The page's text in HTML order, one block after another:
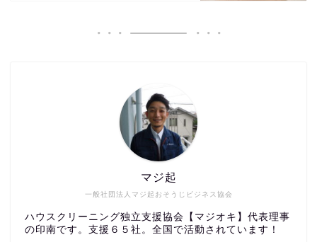
一般社団法人マジ起おそうじビジネス協会
マジ起
ハウスクリーニング独立支援協会【マジオキ】代表理事
の印南です。支援６５社。全国で活動されています！